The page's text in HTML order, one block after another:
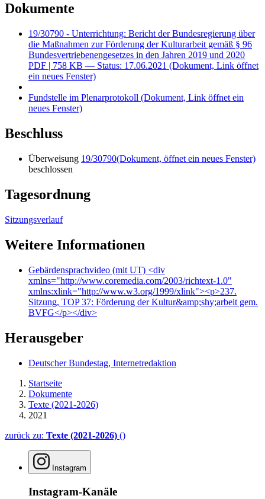
Dokumente
19/30790 - Unterrichtung: Bericht der Bundesregierung über
die Maßnahmen zur Förderung der Kulturarbeit gemäß § 96
Bundesvertriebenengesetzes in den Jahren 2019 und 2020
PDF | 758 KB — Status: 17.06.2021 (Dokument, Link öffnet
ein neues Fenster)
Fundstelle im Plenarprotokoll (Dokument, Link öffnet ein
neues Fenster)
Beschluss
Überweisung 19/30790(Dokument, öffnet ein neues Fenster)
beschlossen
Tagesordnung
Sitzungsverlauf
Weitere Informationen
Gebärdensprachvideo (mit UT) <div
xmlns="http://www.coremedia.com/2003/richtext-1.0"
xmlns:xlink="http://www.w3.org/1999/xlink"><p>237.
Sitzung, TOP 37: Förderung der Kultur&amp;shy;arbeit gem.
BVFG</p></div>
Herausgeber
Deutscher Bundestag, Internetredaktion
Startseite
Dokumente
Texte (2021-2026)
2021
zurück zu: Texte (2021-2026) ()
Instagram
Instagram-Kanäle